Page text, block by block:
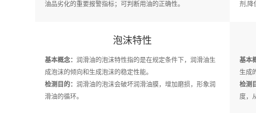
油品劣化的重要报警指标；可判断用油的正确性。
剂,降
泡沫特性
基本概念： 润滑油的泡沫特性指的是在规定条件下，润滑油生
成泡沫的倾向和生成泡沫的稳定性能。
检测目的： 润滑油的泡沫会破坏润滑油膜，增加磨损，形象润
滑油的循环。
基本
生成
检测
度，